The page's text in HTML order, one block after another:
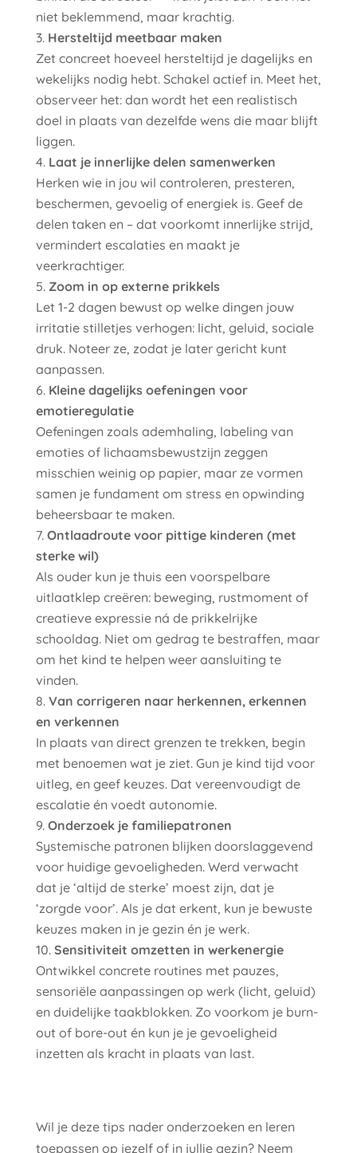
niet beklemmend, maar krachtig.
Hersteltijd meetbaar maken
Zet concreet hoeveel hersteltijd je dagelijks en
wekelijks nodig hebt. Schakel actief in. Meet het,
observeer het: dan wordt het een realistisch
doel in plaats van dezelfde wens die maar blijft
liggen.
Laat je innerlijke delen samenwerken
Herken wie in jou wil controleren, presteren,
beschermen, gevoelig of energiek is. Geef de
delen taken en – dat voorkomt innerlijke strijd,
vermindert escalaties en maakt je
veerkrachtiger.
Zoom in op externe prikkels
Let 1-2 dagen bewust op welke dingen jouw
irritatie stilletjes verhogen: licht, geluid, sociale
druk. Noteer ze, zodat je later gericht kunt
aanpassen.
Kleine dagelijks oefeningen voor
emotieregulatie
Oefeningen zoals ademhaling, labeling van
emoties of lichaamsbewustzijn zeggen
misschien weinig op papier, maar ze vormen
samen je fundament om stress en opwinding
beheersbaar te maken.
Ontlaadroute voor pittige kinderen (met
sterke wil)
Als ouder kun je thuis een voorspelbare
uitlaatklep creëren: beweging, rustmoment of
creatieve expressie ná de prikkelrijke
schooldag. Niet om gedrag te bestraffen, maar
om het kind te helpen weer aansluiting te
vinden.
Van corrigeren naar herkennen, erkennen
en verkennen
In plaats van direct grenzen te trekken, begin
met benoemen wat je ziet. Gun je kind tijd voor
uitleg, en geef keuzes. Dat vereenvoudigt de
escalatie én voedt autonomie.
Onderzoek je familiepatronen
Systemische patronen blijken doorslaggevend
voor huidige gevoeligheden. Werd verwacht
dat je ‘altijd de sterke’ moest zijn, dat je
‘zorgde voor’. Als je dat erkent, kun je bewuste
keuzes maken in je gezin én je werk.
Sensitiviteit omzetten in werkenergie
Ontwikkel concrete routines met pauzes,
sensoriële aanpassingen op werk (licht, geluid)
en duidelijke taakblokken. Zo voorkom je burn-
out of bore-out én kun je je gevoeligheid
inzetten als kracht in plaats van last.
Wil je deze tips nader onderzoeken en leren
toepassen op jezelf of in jullie gezin? Neem